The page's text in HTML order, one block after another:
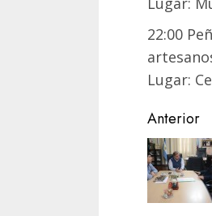
22:00
Lugar:
de
Anterior